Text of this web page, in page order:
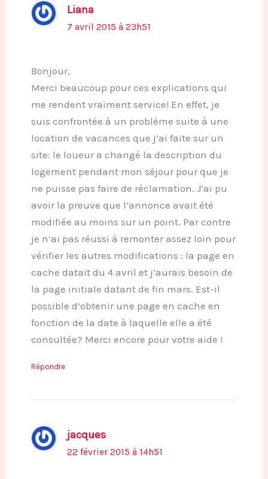
Liana
7 avril 2015 à 23h51
Bonjour,
Merci beaucoup pour ces explications qui
me rendent vraiment service! En effet, je
suis confrontée à un problème suite à une
location de vacances que j’ai faite sur un
site: le loueur a changé la description du
logement pendant mon séjour pour que je
ne puisse pas faire de réclamation. J’ai pu
avoir la preuve que l’annonce avait été
modifiée au moins sur un point. Par contre
je n’ai pas réussi à remonter assez loin pour
vérifier les autres modifications : la page en
cache datait du 4 avril et j’aurais besoin de
la page initiale datant de fin mars. Est-il
possible d’obtenir une page en cache en
fonction de la date à laquelle elle a été
consultée? Merci encore pour votre aide !
Répondre
jacques
22 février 2015 à 14h51